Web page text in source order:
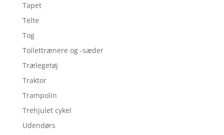
Tapet
Telte
Tog
Toilettrænere og -sæder
Trælegetøj
Traktor
Trampolin
Trehjulet cykel
Udendørs